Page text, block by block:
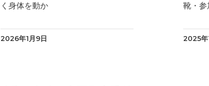
く身体を動か
2026年1月9日
靴・参
2025年